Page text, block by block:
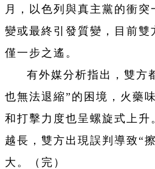
月，以色列與真主黨的衝
變或最終引發質變，目前雙
僅一步之遙。
有外媒分析指出，雙方
也無法退縮”的困境，火藥
和打擊力度也呈螺旋式上升
越長，雙方出現誤判導致“
大。（完）